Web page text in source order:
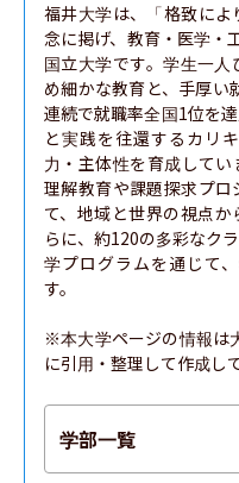
福井大学は、「格致に
念に掲げ、教育・医学・
国立大学です。学生一
め細かな教育と、手厚い
連続で就職率全国1位を
と実践を往還するカリ
力・主体性を育成して
理解教育や課題探求プ
て、地域と世界の視点
らに、約120の多彩なク
学プログラムを通じて
す。
※本大学ページの情報は
に引用・整理して作成し
学部一覧